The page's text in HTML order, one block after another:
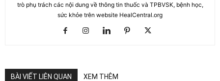
trò phụ trách các nội dung về thông tin thuốc và TPBVSK, bệnh học,
sức khỏe trên website HealCentral.org
BÀI VIẾT LIÊN QUAN XEM THÊM